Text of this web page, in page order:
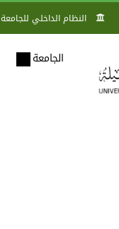
النظام الداخلي للجامعة
الجامعة